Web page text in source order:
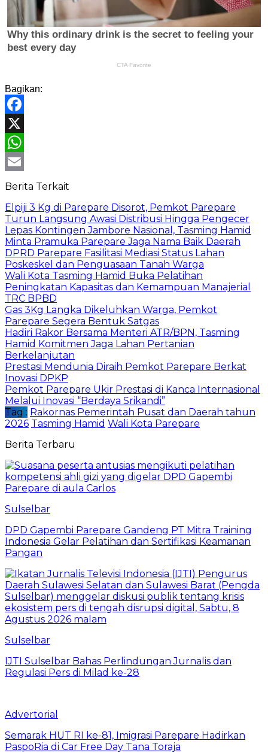
Bagikan:
Facebook
X
WhatsApp
Email
Berita Terkait
Elpiji 3 Kg di Parepare Disorot, Pemkot Parepare
Turun Langsung Awasi Distribusi Hingga Pengecer
Lepas Kontingen Jambore Nasional, Tasming Hamid
Minta Pramuka Parepare Jaga Nama Baik Daerah
DPRD Parepare Fasilitasi Mediasi Status Lahan
Poskeskel dan Penguasaan Tanah Warga
Wali Kota Tasming Hamid Buka Pelatihan
Peningkatan Kapasitas dan Kemampuan Manajerial
TRC BPBD
Gas 3Kg Langka Dikeluhkan Warga, Pemkot
Parepare Segera Bentuk Satgas
Hadiri Rakor Bersama Menteri ATR/BPN, Tasming
Hamid Komitmen Jaga Lahan Pertanian
Berkelanjutan
Prestasi Mendunia Diraih Pemkot Parepare Berkat
Inovasi DPKP
Pemkot Parepare Ukir Prestasi di Kanca Internasional
Melalui Inovasi “Berdaya Srikandi”
Tag : Rakornas Pemerintah Pusat dan Daerah tahun
2026 Tasming Hamid Wali Kota Parepare
Berita Terbaru
Sulselbar
DPD Gapembi Parepare Gandeng PT Mitra Training
Indonesia Gelar Pelatihan dan Sertifikasi Keamanan
Pangan
Sulselbar
IJTI Sulselbar Bahas Perlindungan Jurnalis dan
Regulasi Pers di Milad ke-28
Advertorial
Semarak HUT RI ke-81, Imigrasi Parepare Hadirkan
PaspoRia di Car Free Day Tana Toraja